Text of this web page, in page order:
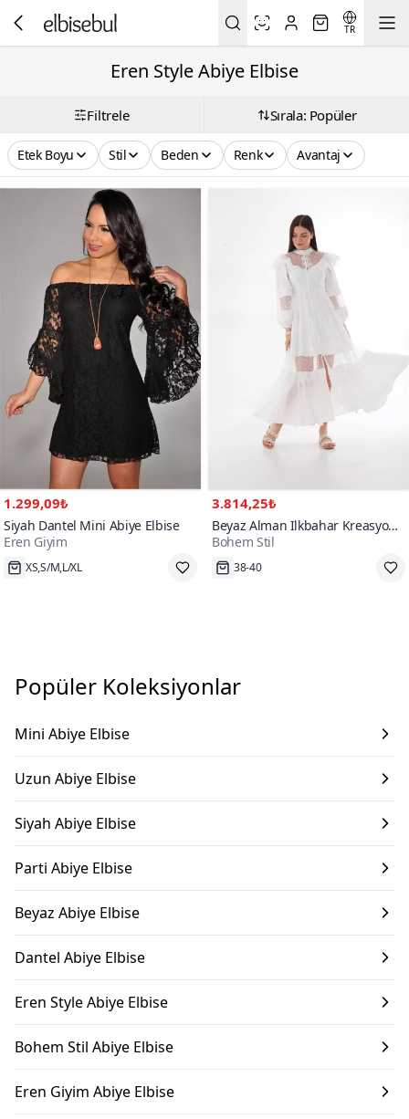
TR
Eren Style Abiye Elbise
Filtrele Sırala: Popüler
Etek Boyu Stil Beden Renk Avantaj
1.299,09₺
Siyah Dantel Mini Abiye Elbise
Eren Giyim
4
XS,S/M,L/XL
3.814,25₺
Beyaz Alman Ilkbahar Kreasyonu
File Detaylı After Party Uzun
Abiye Elbise
Bohem Stil
100+
38-40
Popüler Koleksiyonlar
Mini Abiye Elbise
Uzun Abiye Elbise
Siyah Abiye Elbise
Parti Abiye Elbise
Beyaz Abiye Elbise
Dantel Abiye Elbise
Eren Style Abiye Elbise
Bohem Stil Abiye Elbise
Eren Giyim Abiye Elbise